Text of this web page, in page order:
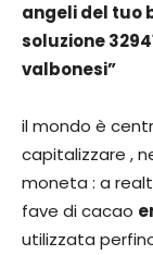
angeli del tuo
soluzione
valbonesi”
il mondo è
capitalizzare ,
moneta : a
fave di cacao
utilizzata